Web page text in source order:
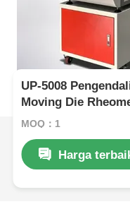
UP-5008
Moving Die
Resolusi 0,01°C
MOQ：1
Harga